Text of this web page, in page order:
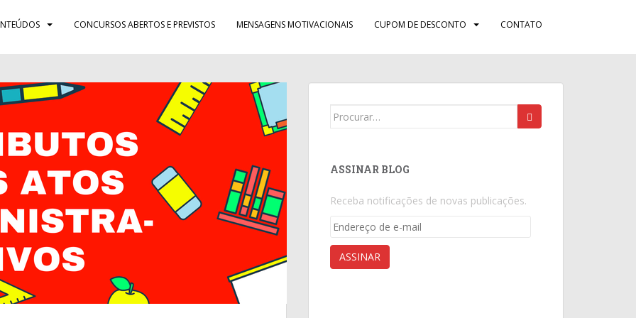
CONCURSOS ABERTOS E PREVISTOS MENSAGENS MOTIVACIONAIS CUPOM DE DESCONTO CONTATO
Search
ASSINAR BLOG
Receba notificações de novas publicações.
Endereço
e-
mail
ASSINAR